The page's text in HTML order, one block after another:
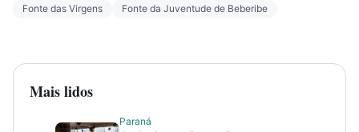
Fonte das Virgens
Fonte da Juventude de Beberibe
Mais lidos
Paraná